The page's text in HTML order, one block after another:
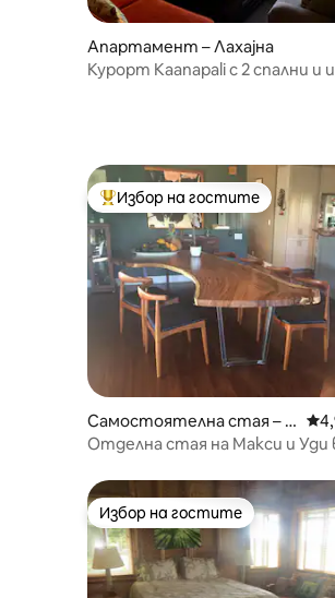
Апартамент – Лахајна
Курорт Kaanapali с 2 спални и
Най-популярен избор на
Избор на гостите
Самостоятелна стая – K
ihei
Отделна стая на Макси и Уди
Избор на гостите
Избор на гостите